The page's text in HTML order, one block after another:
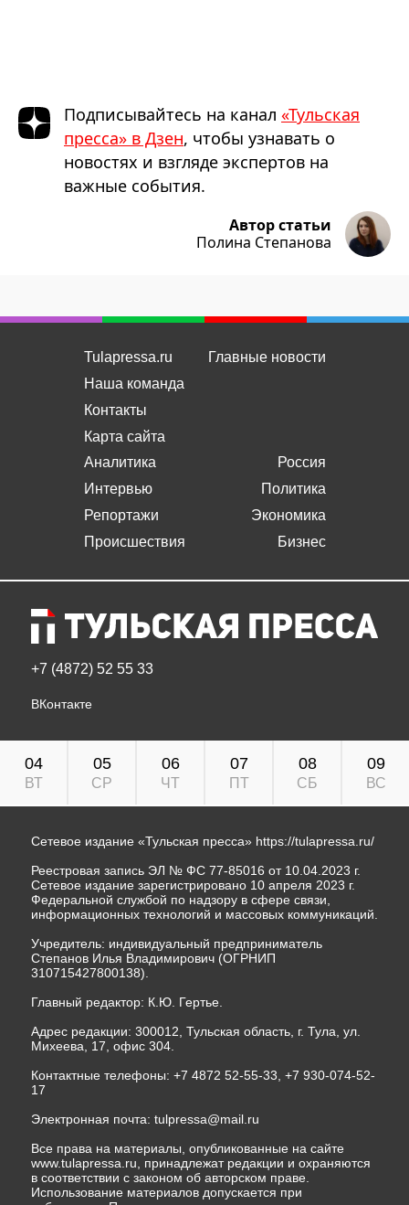
Подписывайтесь на канал «Тульская
пресса» в Дзен, чтобы узнавать о
новостях и взгляде экспертов на
важные события.
Автор статьи
Полина Степанова
Tulapressa.ru
Наша команда
Контакты
Карта сайта
Главные новости
Аналитика
Интервью
Репортажи
Происшествия
Россия
Политика
Экономика
Бизнес
+7 (4872) 52 55 33
ВКонтакте
04
ВТ
05
СР
06
ЧТ
07
ПТ
08
СБ
09
ВС
Сетевое издание «Тульская пресса» https://tulapressa.ru/
Реестровая запись ЭЛ № ФС 77-85016 от 10.04.2023 г.
Сетевое издание зарегистрировано 10 апреля 2023 г.
Федеральной службой по надзору в сфере связи,
информационных технологий и массовых коммуникаций.
Учредитель: индивидуальный предприниматель
Степанов Илья Владимирович (ОГРНИП
310715427800138).
Главный редактор: К.Ю. Гертье.
Адрес редакции: 300012, Тульская область, г. Тула, ул.
Михеева, 17, офис 304.
Контактные телефоны: +7 4872 52-55-33, +7 930-074-52-
17
Электронная почта: tulpressa@mail.ru
Все права на материалы, опубликованные на сайте
www.tulapressa.ru, принадлежат редакции и охраняются
в соответствии с законом об авторском праве.
Использование материалов допускается при